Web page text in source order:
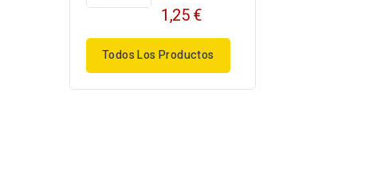
1,25 €
Todos Los Productos